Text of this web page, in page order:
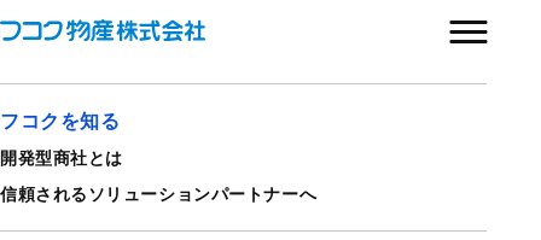
トップページ
フコクを知る
開発型商社とは
信頼される ソリューションパートナーへ